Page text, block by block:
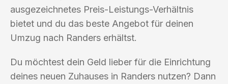
ausgezeichnetes Preis-Leistungs-Verhältnis
bietet und du das beste Angebot für deinen
Umzug nach Randers erhältst.
Du möchtest dein Geld lieber für die Einrichtung
deines neuen Zuhauses in Randers nutzen? Dann